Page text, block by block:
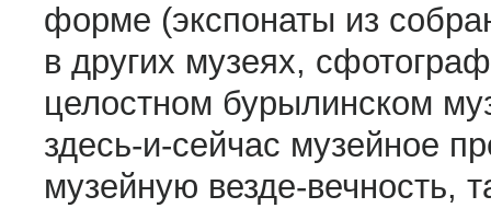
форме (экспонаты из
в других музеях,
целостном бурылинском
здесь-и-сейчас музейное
музейную везде-вечность,